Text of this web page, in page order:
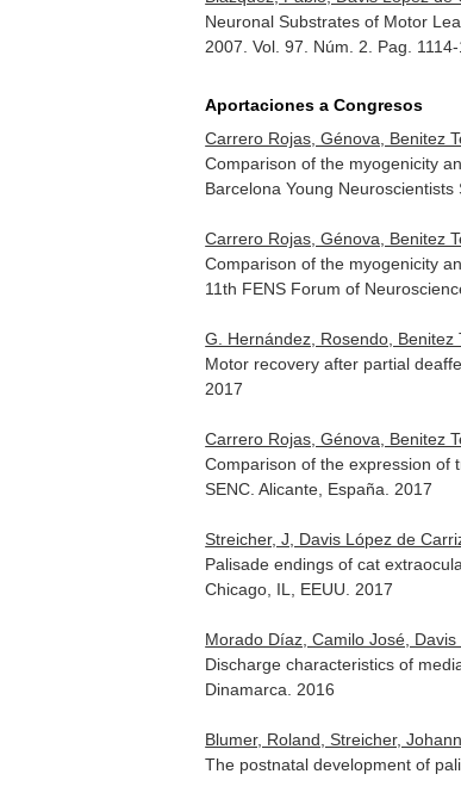
Neuronal Substrates of Motor
2007. Vol. 97. Núm. 2. Pag. 1114-
Aportaciones a Congresos
Carrero Rojas, Génova, Benitez
Comparison of the myogenicity
Barcelona Young
Carrero Rojas, Génova, Benitez
Comparison of the myogenicity
11th FENS Forum of
G. Hernández, Rosendo,
Motor recovery after partial
2017
Carrero Rojas, Génova, Benitez
Comparison of the expression of
SENC. Alicante, España. 2017
Streicher, J, Davis López de
Palisade endings of cat
Chicago, IL, EEUU. 2017
Morado Díaz, Camilo José,
Discharge characteristics of
Dinamarca. 2016
Blumer, Roland, Streicher,
The postnatal development of